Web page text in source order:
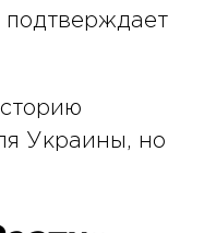
Украины, но